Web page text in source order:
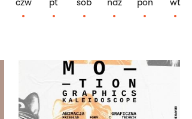
czw
pt
sob
ndz
pon
wt